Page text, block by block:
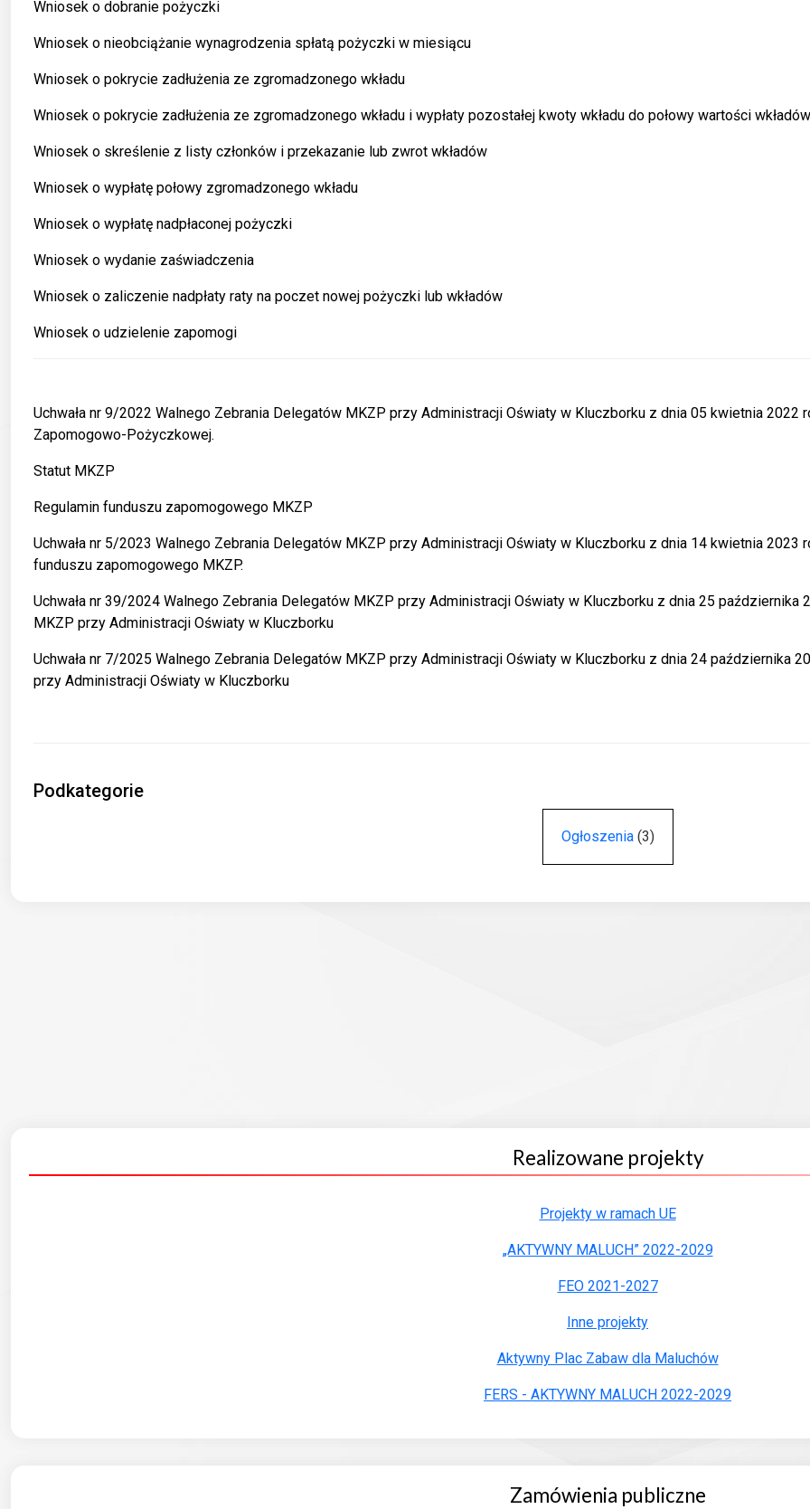
Realizowane projekty
Projekty w ramach UE
„AKTYWNY MALUCH” 2022-2029
FEO 2021-2027
Inne projekty
Aktywny Plac Zabaw dla Maluchów
FERS - AKTYWNY MALUCH 2022-2029
Zamówienia publiczne
Wniosek o dobranie pożyczki
Wniosek o nieobciążanie wynagrodzenia spłatą pożyczki w miesiącu
Wniosek o pokrycie zadłużenia ze zgromadzonego wkładu
Wniosek o pokrycie zadłużenia ze zgromadzonego wkładu i wypłaty pozostałej kwoty wkładu do połowy wartości wkładów
Wniosek o skreślenie z listy członków i przekazanie lub zwrot wkładów
Wniosek o wypłatę połowy zgromadzonego wkładu
Wniosek o wypłatę nadpłaconej pożyczki
Wniosek o wydanie zaświadczenia
Wniosek o zaliczenie nadpłaty raty na poczet nowej pożyczki lub wkładów
Wniosek o udzielenie zapomogi
Uchwała nr 9/2022 Walnego Zebrania Delegatów MKZP przy Administracji Oświaty w Kluczborku z dnia 05 kwietnia 2022
Zapomogowo-Pożyczkowej.
Statut MKZP
Regulamin funduszu zapomogowego MKZP
Uchwała nr 5/2023 Walnego Zebrania Delegatów MKZP przy Administracji Oświaty w Kluczborku z dnia 14 kwietnia 2023
funduszu zapomogowego MKZP.
Uchwała nr 39/2024 Walnego Zebrania Delegatów MKZP przy Administracji Oświaty w Kluczborku z dnia 25
MKZP przy Administracji Oświaty w Kluczborku
Uchwała nr 7/2025 Walnego Zebrania Delegatów MKZP przy Administracji Oświaty w Kluczborku z dnia 24 października
przy Administracji Oświaty w Kluczborku
Podkategorie
Ogłoszenia (3)